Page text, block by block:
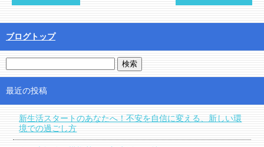
ブログトップ
最近の投稿
新生活スタートのあなたへ！不安を自信に変える、新しい環
境での過ごし方